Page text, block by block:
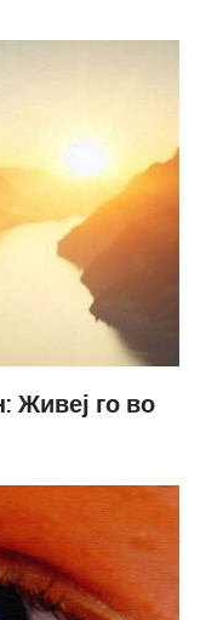
Живеј го во